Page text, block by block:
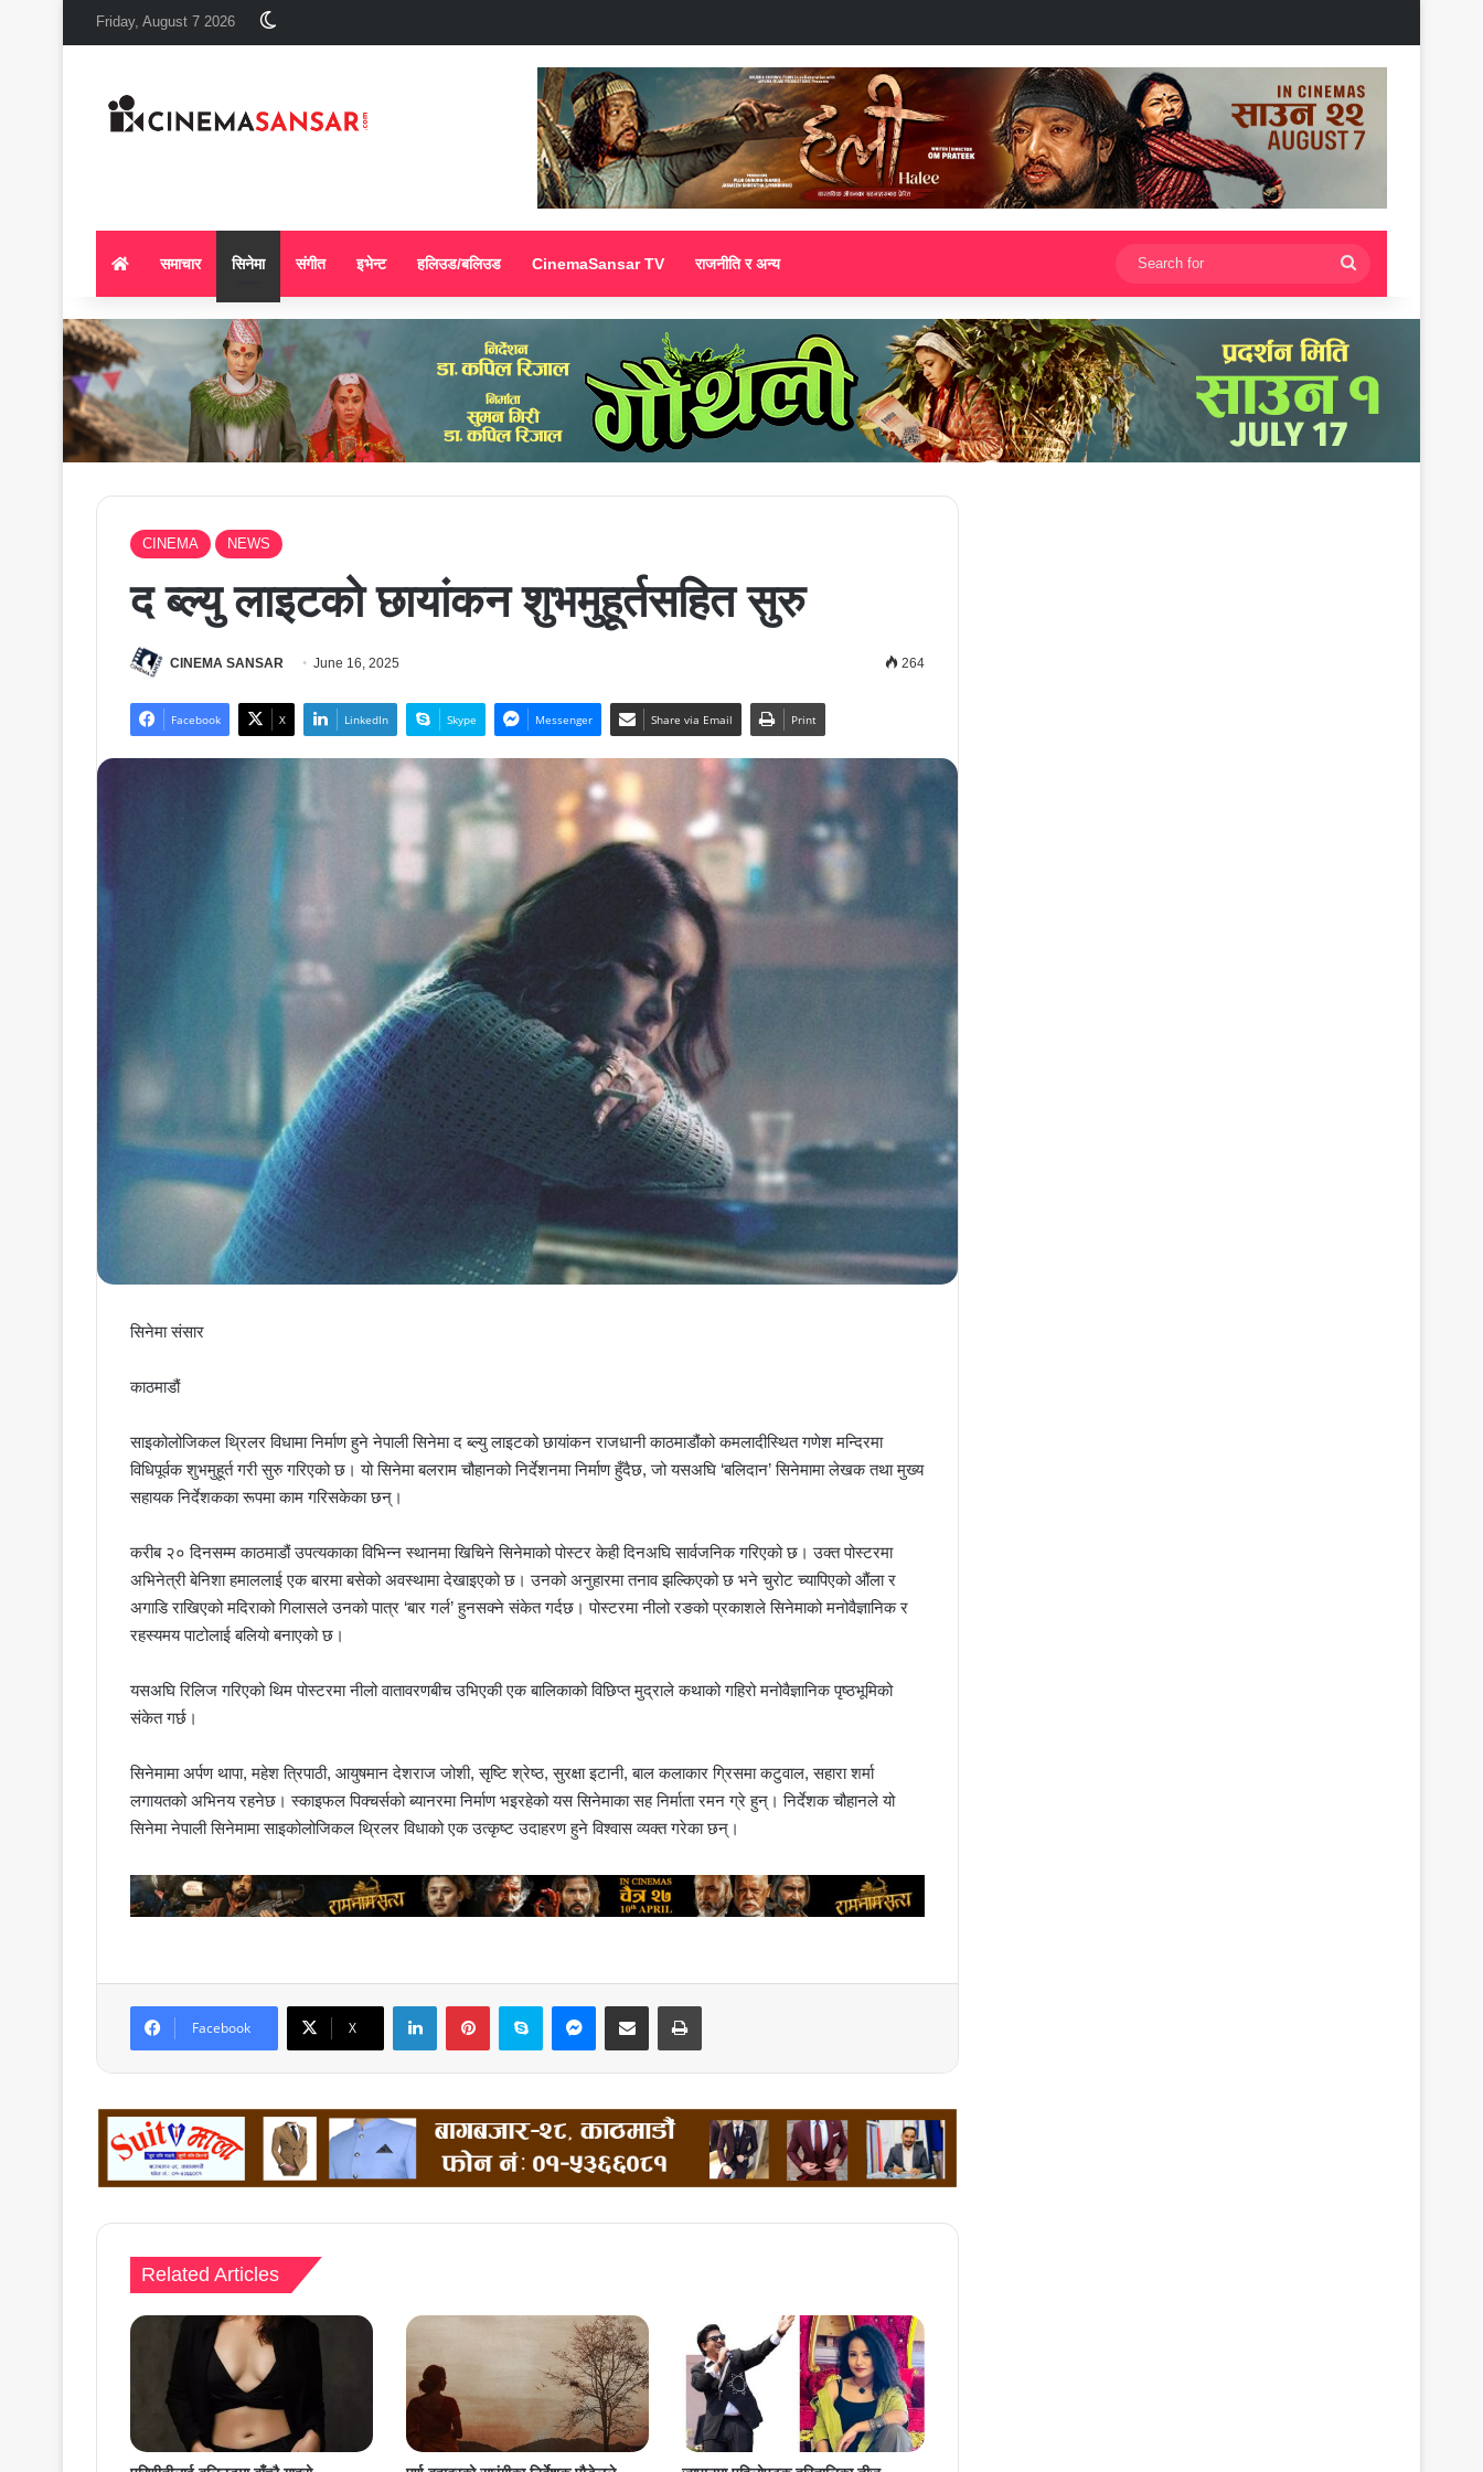
Friday, August 7 2026
समाचार सिनेमा संगीत इभेन्ट हलिउड/बलिउड CinemaSansar TV राजनीति र अन्य
for
CINEMA NEWS
द ब्ल्यु लाइटकाे छायांकन शुभमुहूर्तसहित सुरु
CINEMA SANSAR June 16, 2025 264
Facebook X LinkedIn Skype Messenger Share via Email Print
सिनेमा संसार
काठमाडौं
साइकोलोजिकल थ्रिलर विधामा निर्माण हुने नेपाली सिनेमा द ब्ल्यु लाइटको छायांकन राजधानी काठमाडौंको कमलादीस्थित गणेश मन्दिरमा
विधिपूर्वक शुभमुहूर्त गरी सुरु गरिएको छ। यो सिनेमा बलराम चौहानको निर्देशनमा निर्माण हुँदैछ, जो यसअघि ‘बलिदान’ सिनेमामा लेखक तथा मुख्य
सहायक निर्देशकका रूपमा काम गरिसकेका छन्।
करीब २० दिनसम्म काठमाडौं उपत्यकाका विभिन्न स्थानमा खिचिने सिनेमाको पोस्टर केही दिनअघि सार्वजनिक गरिएको छ। उक्त पोस्टरमा
अभिनेत्री बेनिशा हमाललाई एक बारमा बसेको अवस्थामा देखाइएको छ। उनको अनुहारमा तनाव झल्किएको छ भने चुरोट च्यापिएको औंला र
अगाडि राखिएको मदिराको गिलासले उनको पात्र ‘बार गर्ल’ हुनसक्ने संकेत गर्दछ। पोस्टरमा नीलो रङको प्रकाशले सिनेमाको मनोवैज्ञानिक र
रहस्यमय पाटोलाई बलियो बनाएको छ।
यसअघि रिलिज गरिएको थिम पोस्टरमा नीलो वातावरणबीच उभिएकी एक बालिकाको विछिप्त मुद्राले कथाको गहिरो मनोवैज्ञानिक पृष्ठभूमिको
संकेत गर्छ।
सिनेमामा अर्पण थापा, महेश त्रिपाठी, आयुषमान देशराज जोशी, सृष्टि श्रेष्ठ, सुरक्षा इटानी, बाल कलाकार ग्रिसमा कटुवाल, सहारा शर्मा
लगायतको अभिनय रहनेछ। स्काइफल पिक्चर्सको ब्यानरमा निर्माण भइरहेको यस सिनेमाका सह निर्माता रमन ग्रे हुन्। निर्देशक चौहानले यो
सिनेमा नेपाली सिनेमामा साइकोलोजिकल थ्रिलर विधाको एक उत्कृष्ट उदाहरण हुने विश्वास व्यक्त गरेका छन्।
Facebook X
LinkedInPinterestSkype MessengerShare via Email Print
Related Articles